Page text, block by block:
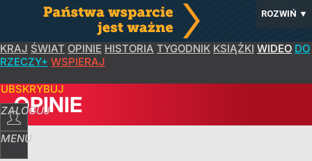
ROZWIŃ ▼
KRAJ ŚWIAT OPINIE HISTORIA TYGODNIK KSIĄŻKI WIDEO DO
RZECZY+ WSPIERAJ
ZALOGUJ
MENU
OPINIE